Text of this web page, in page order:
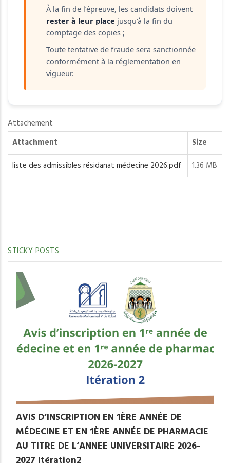
À la fin de l’épreuve, les candidats doivent
rester à leur place jusqu’à la fin du
comptage des copies ;
Toute tentative de fraude sera sanctionnée
conformément à la réglementation en
vigueur.
Attachement
Attachment
Size
liste des admissibles résidanat médecine 2026.pdf
1.36 MB
STICKY POSTS
AVIS D’INSCRIPTION EN 1ÈRE ANNÉE DE
MÉDECINE ET EN 1ÈRE ANNÉE DE PHARMACIE
AU TITRE DE L’ANNEE UNIVERSITAIRE 2026-